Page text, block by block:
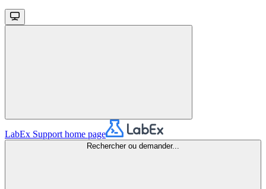
LabEx Support home page
Rechercher ou demander...